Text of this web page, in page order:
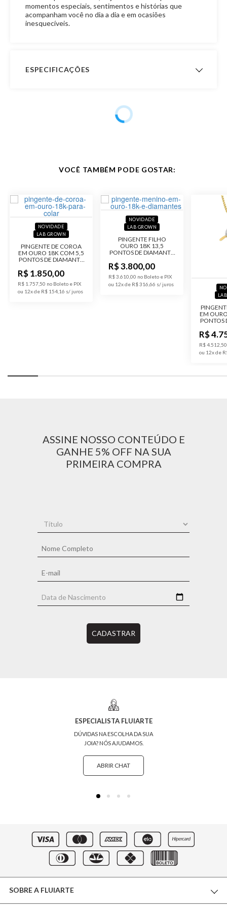
momentos especiais, sentimentos e histórias que
acompanham você no dia a dia e em ocasiões
inesquecíveis.
ESPECIFICAÇÕES
12 meses
Modelo Pingente de Filhos
Público Feminino
Acabamento Polido
Altura Total 25,0 mm
Código do
VOCÊ TAMBÉM PODE GOSTAR:
NOVIDADE
LAB GROWN
PINGENTE DE COROA
EM OURO 18K COM 5,5
PONTOS DE DIAMANTE
R$ 1.850,00
R$ 1.757,50 no Boleto e PIX
ou 12x de R$ 154,16
NOVIDADE
LAB GROWN
PINGENTE FILHO
OURO 18K 13,5
PONTOS DE DIAMANTE
R$ 3.800,00
R$ 3.610,00 no Boleto e PIX
ou 12x de R$ 316,66
EM
PONTOS
R$
R$
ou 12x de
ASSINE NOSSO CONTEÚDO E
GANHE 5% OFF NA SUA
PRIMEIRA COMPRA
CADASTRAR
ESPECIALISTA FLUIARTE
DÚVIDAS NA ESCOLHA DA SUA
JOIA? NÓS AJUDAMOS.
ABRIR CHAT
SOBRE A FLUIARTE